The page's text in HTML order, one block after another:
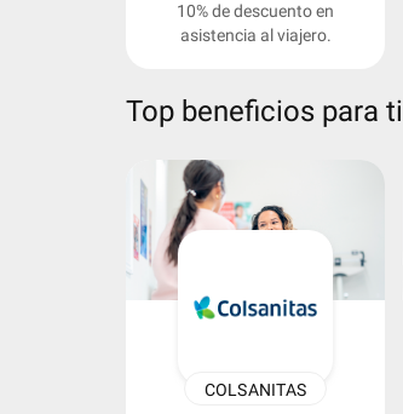
10% de descuento en
asistencia al viajero.
Top beneficios para ti
COLSANITAS